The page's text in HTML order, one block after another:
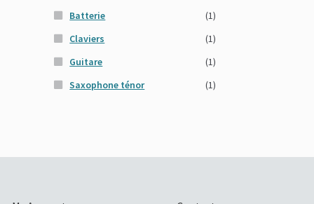
Batterie
(1)
Claviers
(1)
Guitare
(1)
Saxophone ténor
(1)